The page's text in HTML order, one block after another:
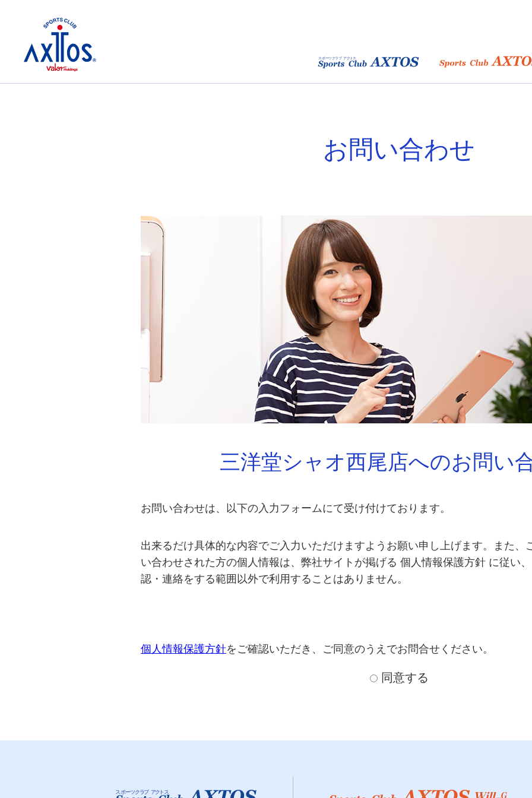
お問い合わせ
三洋堂シャオ西尾店へのお問い
お問い合わせは、以下の入力フォームにて受け付けております。
出来るだけ具体的な内容でご入力いただけますようお願い申し上げます。また、
い合わせされた方の個人情報は、弊社サイトが掲げる 個人情報保護方針 に従い
認・連絡をする範囲以外で利用することはありません。
個人情報保護方針をご確認いただき、ご同意のうえでお問合せください。
同意する